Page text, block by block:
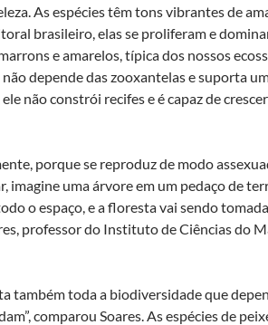
As espécies têm tons vibrantes de
brasileiro, elas se proliferam e
e amarelos, típica dos nossos
depende das zooxantelas e suporta
não constrói recifes e é capaz de
porque se reproduz de modo
imagine uma árvore em um pedaço de
o espaço, e a floresta vai sendo
professor do Instituto de Ciências do
também toda a biodiversidade que
comparou Soares. As espécies de